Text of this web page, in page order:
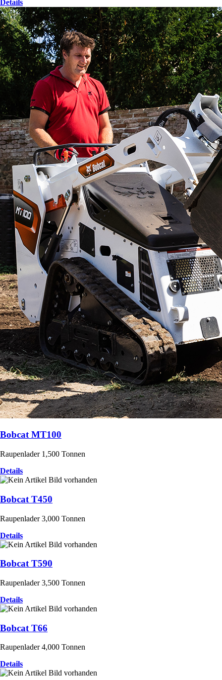
Details
Bobcat MT100
Raupenlader 1,500 Tonnen
Details
Bobcat T450
Raupenlader 3,000 Tonnen
Details
Bobcat T590
Raupenlader 3,500 Tonnen
Details
Bobcat T66
Raupenlader 4,000 Tonnen
Details